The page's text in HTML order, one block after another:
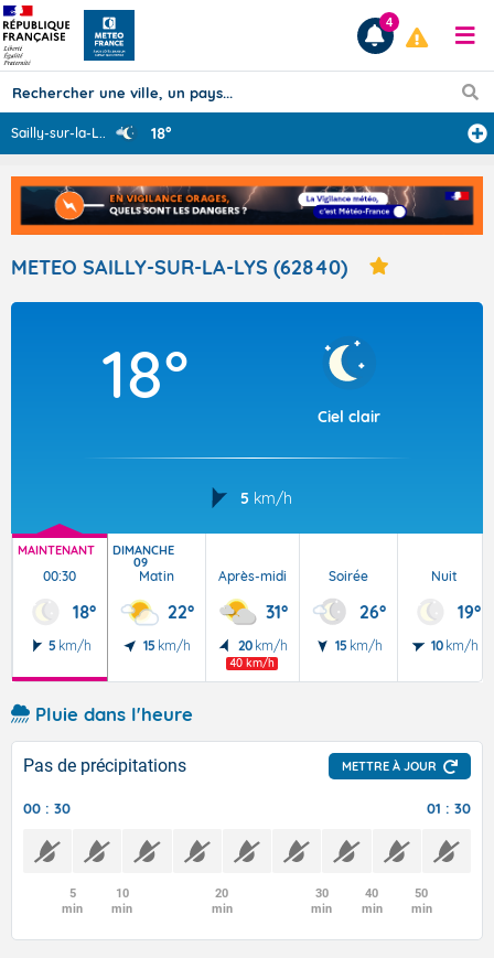
Prévisions
TOUS LES RÉSULTATS
Articles
4
Sailly-sur-la-L... 18°
METEO SAILLY-SUR-LA-LYS (62840)
18°
Ciel clair
5 km/h
MAINTENANT
00:30
18°
5 km/h
DIMANCHE
09
Matin
22°
15 km/h
Après-midi
31°
20 km/h
40 km/h
Soirée
26°
15 km/h
Nuit
19°
10 km/h
Pluie dans l'heure
Pas de précipitations METTRE À JOUR
00 : 30 01 : 30
5
min
10
min
20
min
30
min
40
min
50
min